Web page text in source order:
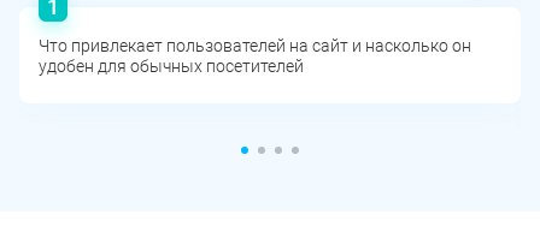
Что привлекает пользователей на сайт и насколько он
удобен для обычных посетителей